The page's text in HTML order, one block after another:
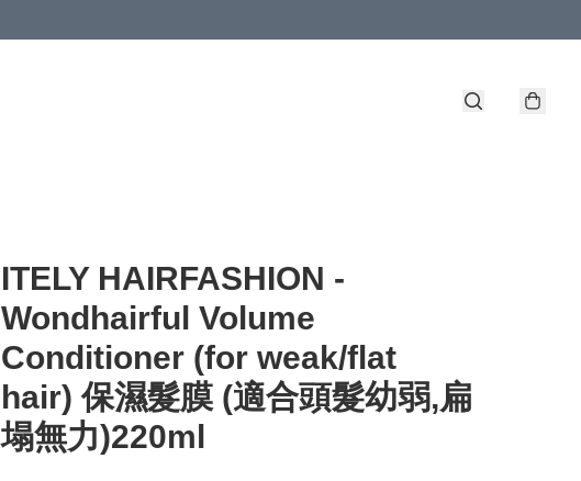
ITELY HAIRFASHION -
Wondhairful Volume
Conditioner (for weak/flat
hair) 保濕髮膜 (適合頭髮幼弱,扁
塌無力)220ml